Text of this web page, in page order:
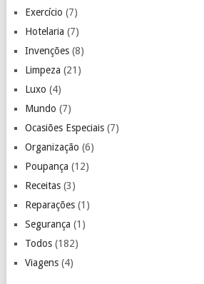
Exercício (7)
Hotelaria (7)
Invenções(8)
Limpeza (21)
Luxo (4)
Mundo (7)
Ocasiões Especiais(7)
Organização (6)
Poupança (12)
Receitas(3)
Reparações(1)
Segurança (1)
Todos(182)
Viagens(4)